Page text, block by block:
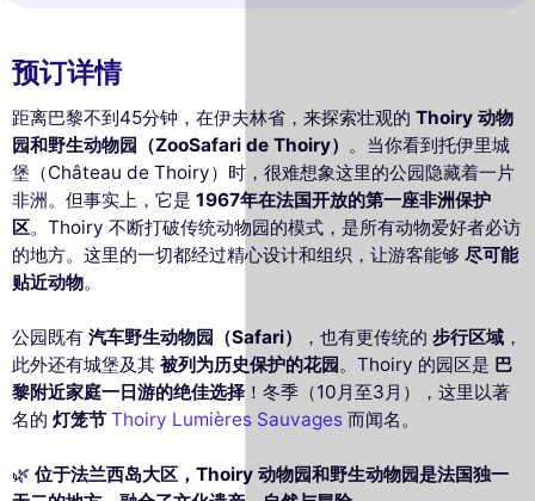
预订详情
距离巴黎不到45分钟，在伊夫林省，来探索壮观的 Thoiry 动物
园和野生动物园（ZooSafari de Thoiry） 。当你看到托伊里城
堡（Château de Thoiry）时，很难想象这里的公园隐藏着一片
非洲。但事实上，它是 1967年在法国开放的第一座非洲保护
区。Thoiry 不断打破传统动物园的模式，是所有动物爱好者必访
的地方。这里的一切都经过精心设计和组织，让游客能够 尽可能
贴近动物。
公园既有 汽车野生动物园（Safari） ，也有更传统的 步行区域 ，
此外还有城堡及其 被列为历史保护的花园。Thoiry 的园区是 巴
黎附近家庭一日游的绝佳选择 ！冬季（10月至3月），这里以著
名的 灯笼节 Thoiry Lumières Sauvages 而闻名。
🌿 位于法兰西岛大区，Thoiry 动物园和野生动物园是法国独一